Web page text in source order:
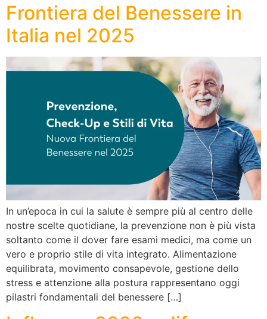
Frontiera del Benessere in
Italia nel 2025
In un’epoca in cui la salute è sempre più al centro delle
nostre scelte quotidiane, la prevenzione non è più vista
soltanto come il dover fare esami medici, ma come un
vero e proprio stile di vita integrato. Alimentazione
equilibrata, movimento consapevole, gestione dello
stress e attenzione alla postura rappresentano oggi
pilastri fondamentali del benessere […]